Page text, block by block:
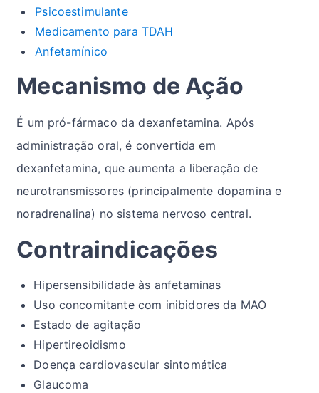
Psicoestimulante
Medicamento para TDAH
Anfetamínico
Mecanismo de Ação
É um pró-fármaco da dexanfetamina. Após
administração oral, é convertida em
dexanfetamina, que aumenta a liberação de
neurotransmissores (principalmente dopamina e
noradrenalina) no sistema nervoso central.
Contraindicações
Hipersensibilidade às anfetaminas
Uso concomitante com inibidores da MAO
Estado de agitação
Hipertireoidismo
Doença cardiovascular sintomática
Glaucoma